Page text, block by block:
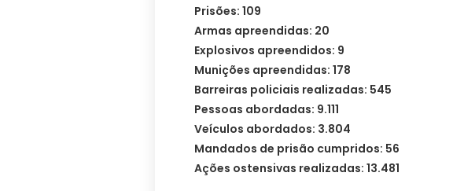
Prisões: 109
Armas apreendidas: 20
Explosivos apreendidos: 9
Munições apreendidas: 178
Barreiras policiais realizadas: 545
Pessoas abordadas: 9.111
Veículos abordados: 3.804
Mandados de prisão cumpridos: 56
Ações ostensivas realizadas: 13.481